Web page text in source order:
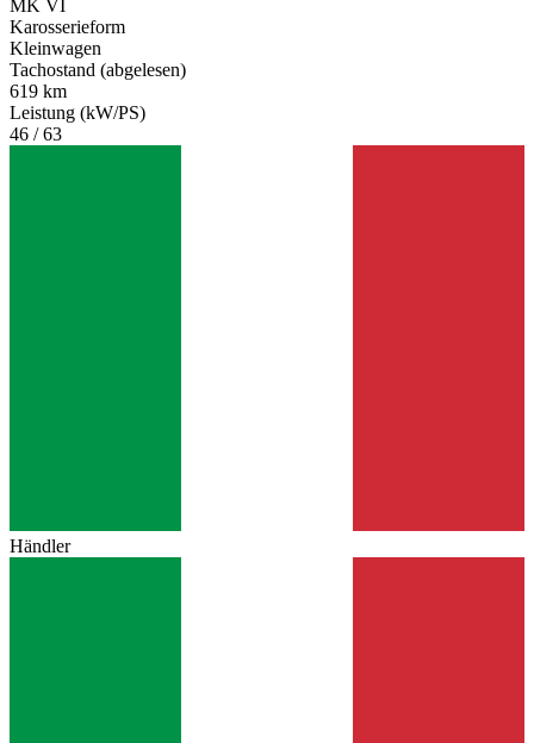
MK VI
Karosserieform
Kleinwagen
Tachostand (abgelesen)
619 km
Leistung (kW/PS)
46 / 63
Händler